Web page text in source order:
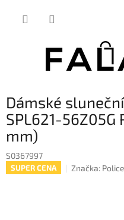
Dámské
SPL621-
mm)
S0367997
SUPER CENA Značka: Police